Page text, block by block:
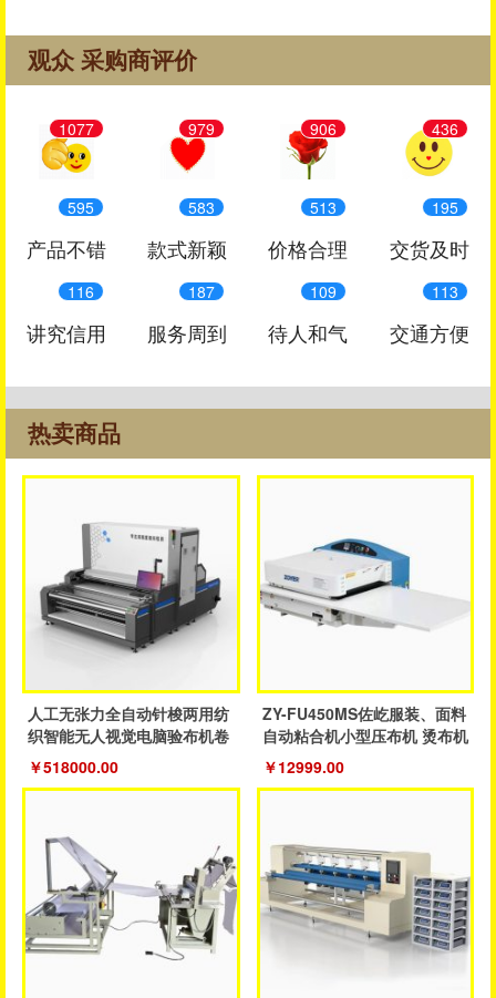
观众 采购商评价
1077 979 906 436
产品不错
595
款式新颖
583
价格合理
513
交货及时
195
讲究信用
116
服务周到
187
待人和气
109
交通方便
113
热卖商品
人工无张力全自动针梭两用纺
织智能无人视觉电脑验布机卷
布机
￥518000.00
ZY-FU450MS佐屹服装、面料
自动粘合机小型压布机 烫布机
￥12999.00